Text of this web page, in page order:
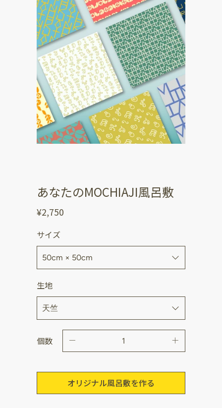
あなたのMOCHIAJI風呂敷
¥2,750
サイズ
生地
個数
オリジナル風呂敷を作る